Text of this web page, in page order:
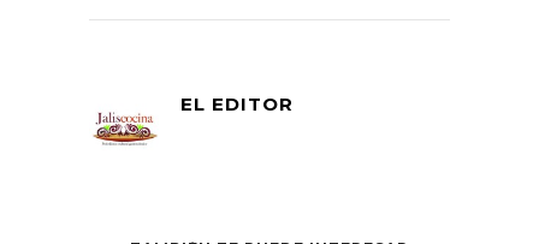
EL EDITOR